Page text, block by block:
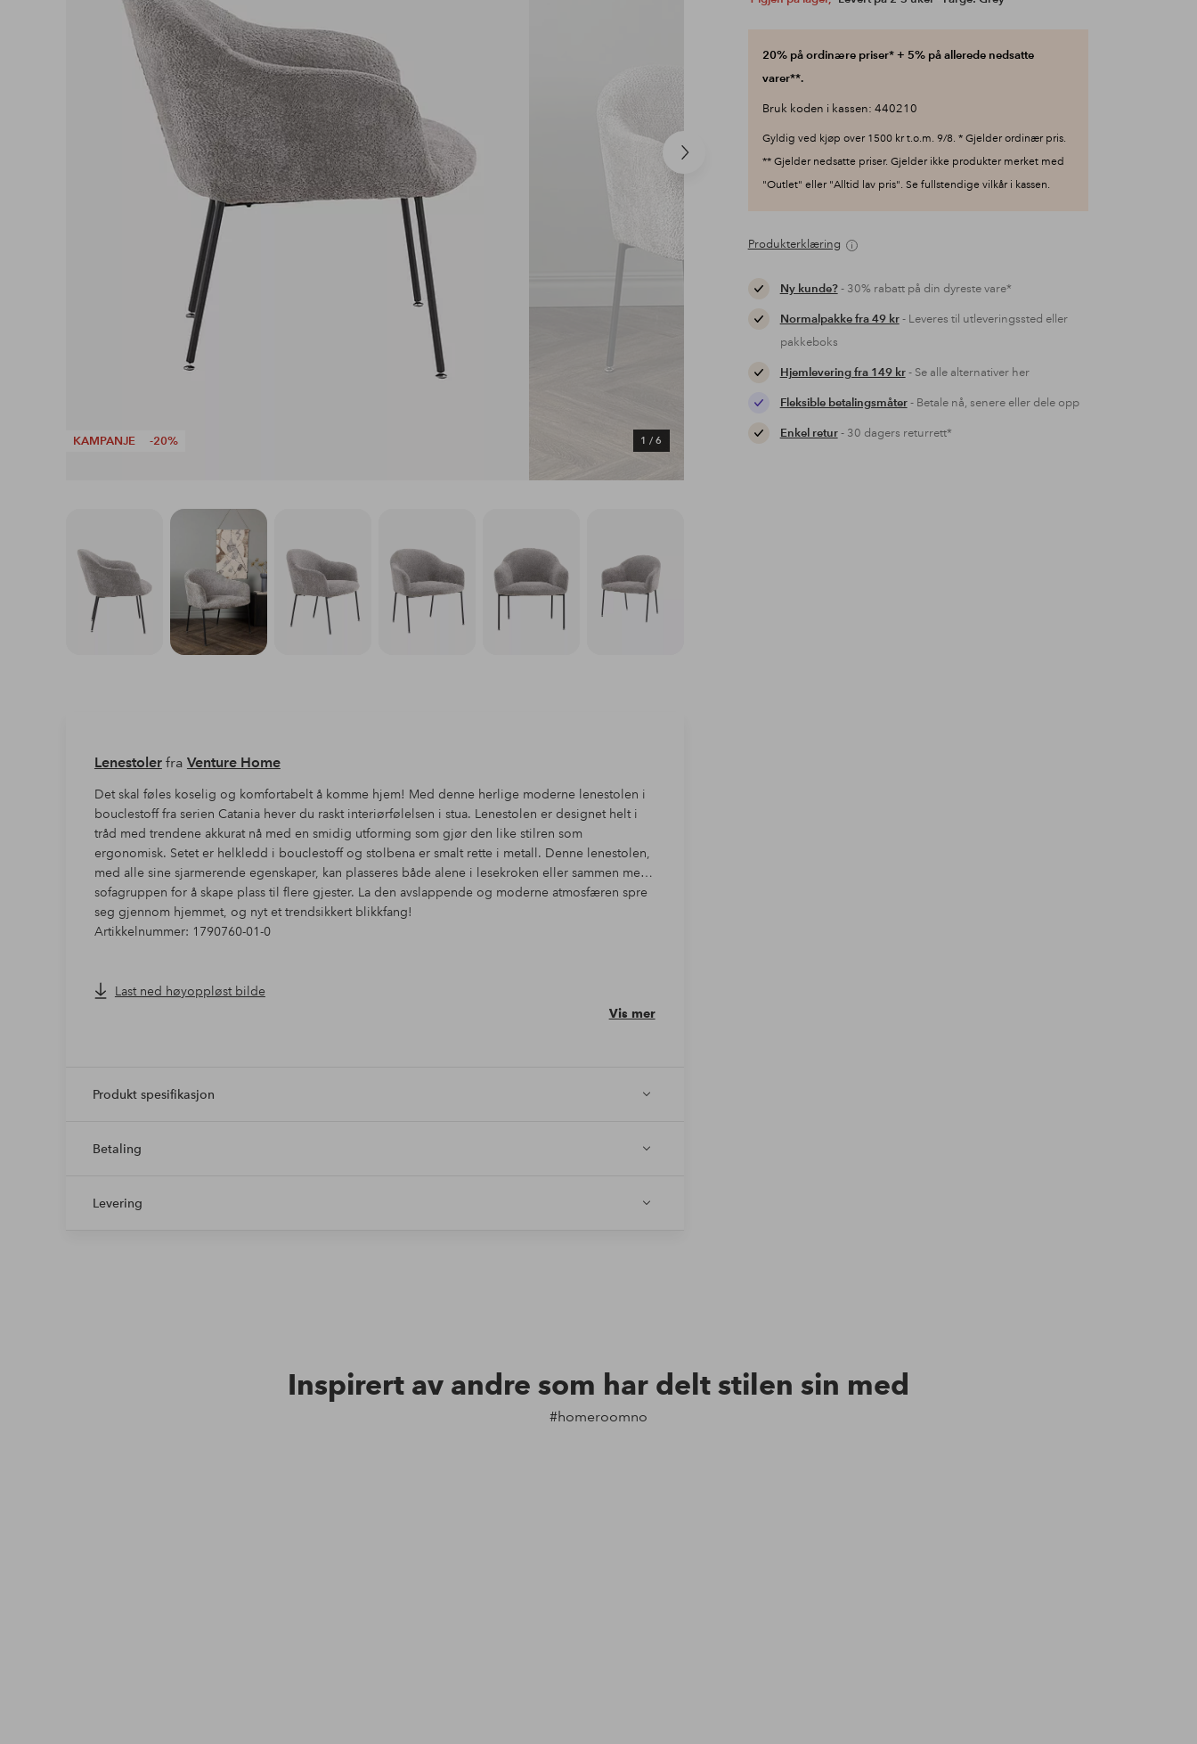
Neste
produkt
KAMPANJE -20% 1 / 6
20% på ordinære priser* + 5% på allerede nedsatte
varer**.
Bruk koden i kassen: 440210
Gyldig ved kjøp over 1500 kr t.o.m. 9/8. * Gjelder ordinær pris.
** Gjelder nedsatte priser. Gjelder ikke produkter merket med
"Outlet" eller "Alltid lav pris". Se fullstendige vilkår i kassen.
Produkterklæring
Ny kunde?- 30% rabatt på din dyreste vare*
Normalpakke fra 49 kr- Leveres til utleveringssted eller
pakkeboks
Hjemlevering fra 149 kr- Se alle alternativer her
Fleksible betalingsmåter- Betale nå, senere eller dele opp
Enkel retur- 30 dagers returrett*
Lenestolerfra Venture Home
Det skal føles koselig og komfortabelt å komme hjem! Med denne herlige moderne lenestolen i
bouclestoff fra serien Catania hever du raskt interiørfølelsen i stua. Lenestolen er designet helt i
tråd med trendene akkurat nå med en smidig utforming som gjør den like stilren som
ergonomisk. Setet er helkledd i bouclestoff og stolbena er smalt rette i metall. Denne lenestolen,
med alle sine sjarmerende egenskaper, kan plasseres både alene i lesekroken eller sammen med
sofagruppen for å skape plass til flere gjester. La den avslappende og moderne atmosfæren spre
seg gjennom hjemmet, og nyt et trendsikkert blikkfang!
Artikkelnummer: 1790760-01-0
Last ned høyoppløst bilde
Vis mer
Produkt spesifikasjon
Betaling
Levering
Inspirert av andre som har delt stilen sin med
#homeroomno